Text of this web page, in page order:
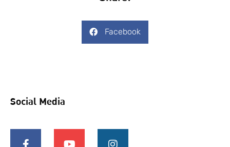
Facebook
Social Media